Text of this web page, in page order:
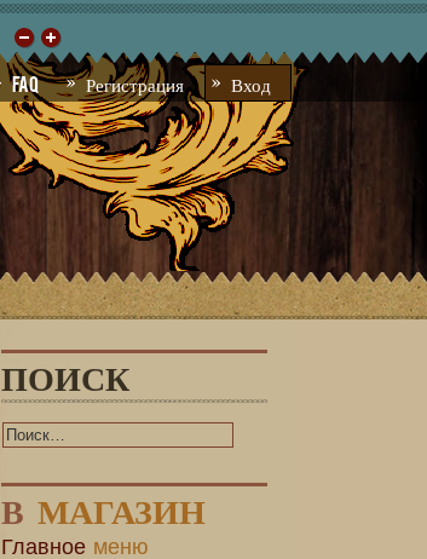
FAQ Регистрация Вход
ПОИСК
В МАГАЗИН
Главное меню